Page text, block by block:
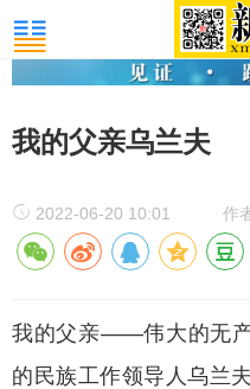
我的父亲乌兰夫
2022-06-20 10:01
作
我的父亲——伟大的无产
的民族工作领导人乌兰